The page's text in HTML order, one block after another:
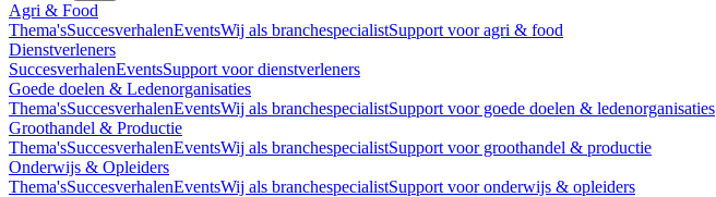
Agri & Food
Thema'sSuccesverhalenEventsWij als branchespecialistSupport voor agri & food
Dienstverleners
SuccesverhalenEventsSupport voor dienstverleners
Goede doelen & Ledenorganisaties
Thema'sSuccesverhalenEventsWij als branchespecialistSupport voor goede doelen & ledenorganisaties
Groothandel & Productie
Thema'sSuccesverhalenEventsWij als branchespecialistSupport voor groothandel & productie
Onderwijs & Opleiders
Thema'sSuccesverhalenEventsWij als branchespecialistSupport voor onderwijs & opleiders